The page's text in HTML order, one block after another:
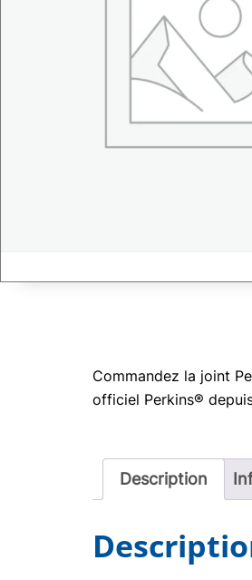
Commandez la joint
officiel Perkins®
Description